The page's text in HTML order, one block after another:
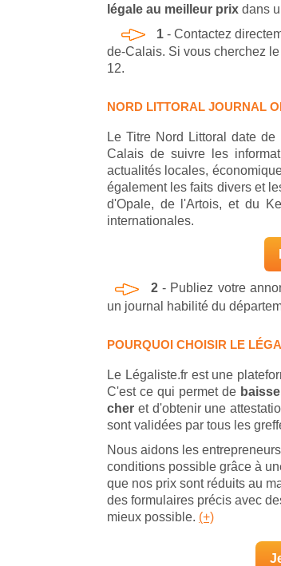
légale au meilleur prix dans
1 - Contactez
de-Calais. Si vous cherchez
12.
NORD LITTORAL JOURNAL
Le Titre Nord Littoral date
Calais de suivre les
actualités locales,
également les faits divers et
d'Opale, de l'Artois, et du
internationales.
2 - Publiez votre
un journal habilité du
POURQUOI CHOISIR LE
Le Légaliste.fr est une
C'est ce qui permet de
cher et d'obtenir une
sont validées par tous les
Nous aidons les
conditions possible grâce à
que nos prix sont réduits au
des formulaires précis avec
mieux possible. (+)